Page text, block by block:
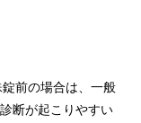
前の場合は、一般
断が起こりやすい